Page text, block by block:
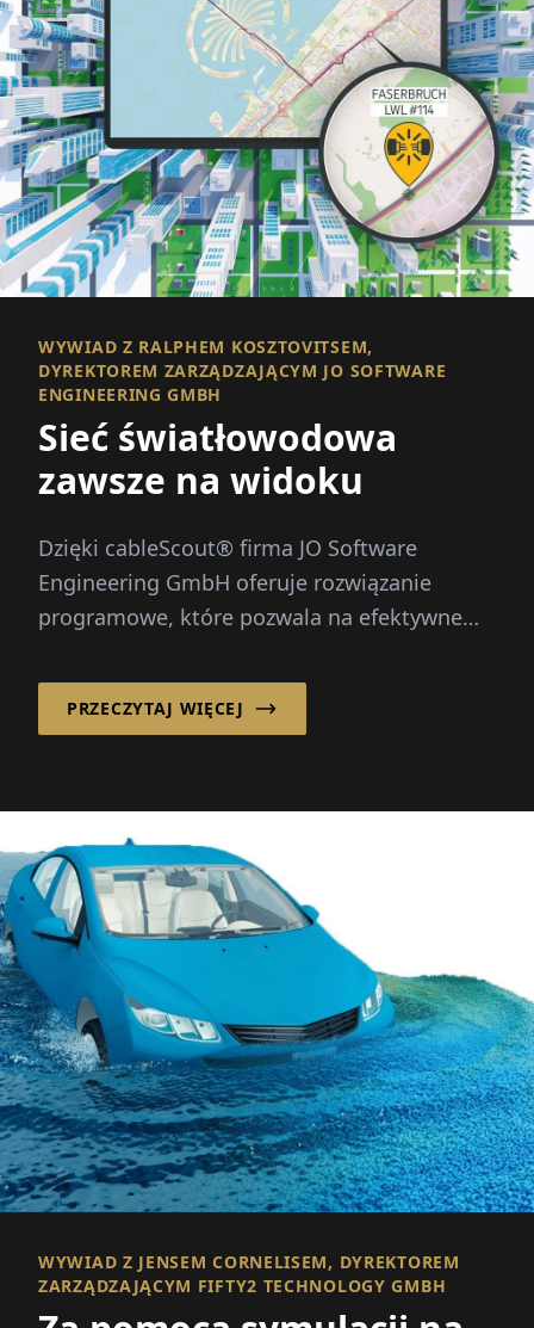
WYWIAD Z RALPHEM KOSZTOVITSEM,
DYREKTOREM ZARZĄDZAJĄCYM JO SOFTWARE
ENGINEERING GMBH
Sieć światłowodowa
zawsze na widoku
Dzięki cableScout® firma JO Software
Engineering GmbH oferuje rozwiązanie
programowe, które pozwala na efektywne
ochronę...
PRZECZYTAJ WIĘCEJ
WYWIAD Z JENSEM CORNELISEM, DYREKTOREM
ZARZĄDZAJĄCYM FIFTY2 TECHNOLOGY GMBH